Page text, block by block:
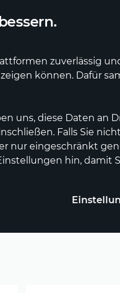
zuverlässig
können. Dafür
uns, diese Daten an
Falls Sie
eingeschränkt
hin, damit